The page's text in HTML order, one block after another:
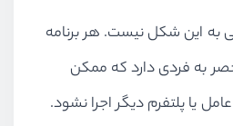
به این شکل نیست. هر برنامه
به فردی دارد که ممکن
یا پلتفرم دیگر اجرا نشود.